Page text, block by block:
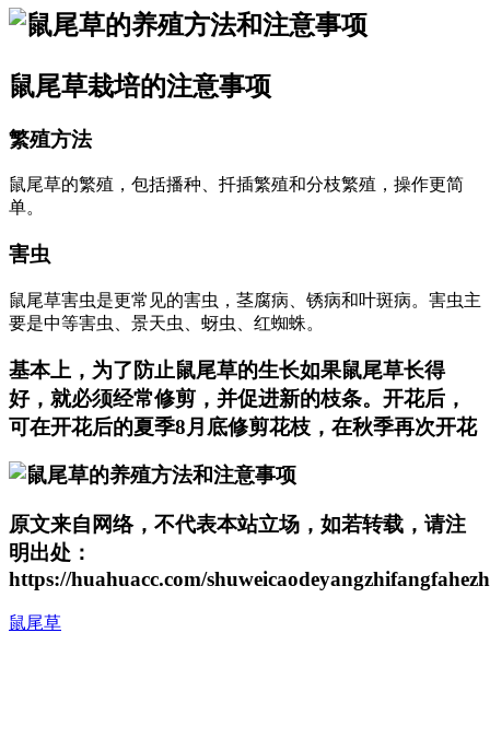
鼠尾草栽培的注意事项
繁殖方法
鼠尾草的繁殖，包括播种、扦插繁殖和分枝繁殖，操作更简
单。
害虫
鼠尾草害虫是更常见的害虫，茎腐病、锈病和叶斑病。害虫主
要是中等害虫、景天虫、蚜虫、红蜘蛛。
基本上，为了防止鼠尾草的生长如果鼠尾草长得
好，就必须经常修剪，并促进新的枝条。开花后，
可在开花后的夏季8月底修剪花枝，在秋季再次开花
原文来自网络，不代表本站立场，如若转载，请注
明出处：
https://huahuacc.com/
鼠尾草